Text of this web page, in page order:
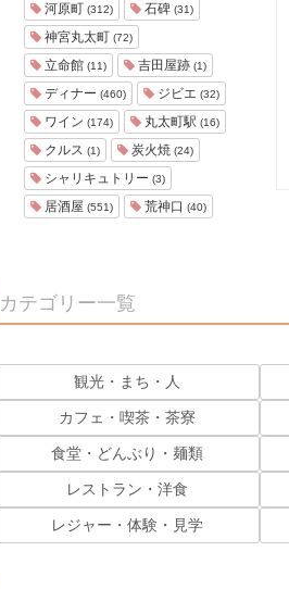
河原町 (312) 石碑 (31)
神宮丸太町 (72)
立命館 (11) 吉田屋跡 (1)
ディナー (460) ジビエ (32)
ワイン (174) 丸太町駅 (16)
クルス (1) 炭火焼 (24)
シャリキュトリー (3)
居酒屋 (551) 荒神口 (40)
カテゴリー一覧
観光・まち・人
カフェ・喫茶・茶寮
食堂・どんぶり・麺類
レストラン・洋食
レジャー・体験・見学